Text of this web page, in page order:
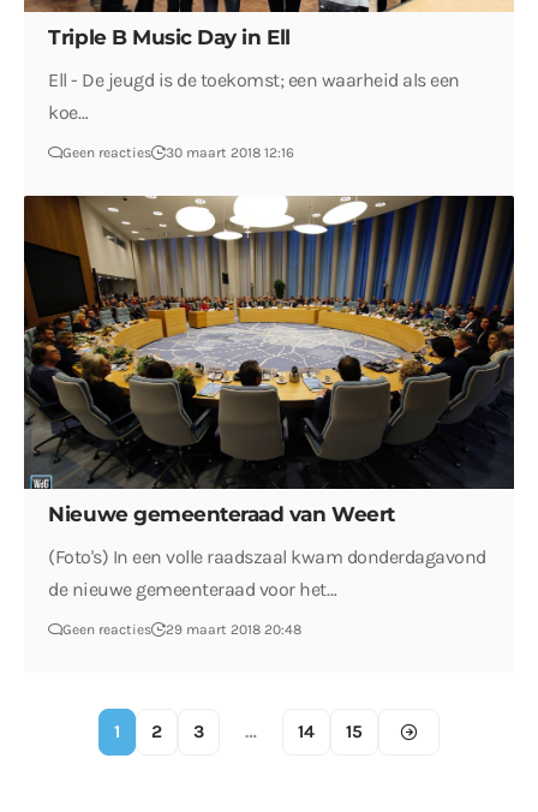
Triple B Music Day in Ell
Ell - De jeugd is de toekomst; een waarheid als een
koe…
Geen reacties 30 maart 2018 12:16
Nieuwe gemeenteraad van Weert
(Foto's) In een volle raadszaal kwam donderdagavond
de nieuwe gemeenteraad voor het…
Geen reacties 29 maart 2018 20:48
1 2 3 … 14 15